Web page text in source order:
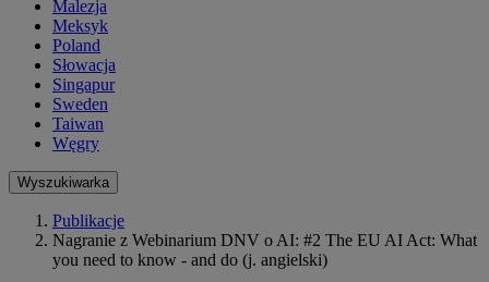
Malezja
Meksyk
Poland
Słowacja
Singapur
Sweden
Taiwan
Węgry
Wyszukiwarka
Publikacje
Nagranie z Webinarium DNV o AI: #2 The EU AI Act: What
you need to know - and do (j. angielski)